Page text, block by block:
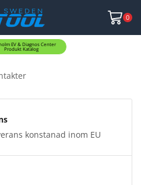
0
EV & Diagnos Center
Produkt Katalog
konstanad inom EU